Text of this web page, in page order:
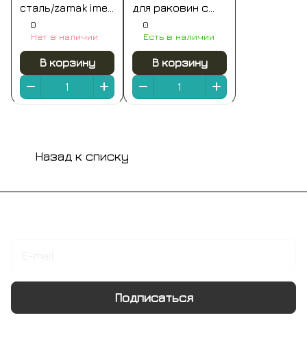
cталь/zamak imex
scl002 chrome
0
Нет в наличии
В корзину
для раковин с
переливом или
без imex vcc001
chrome
0
Есть в наличии
В корзину
Назад к списку
Подписаться